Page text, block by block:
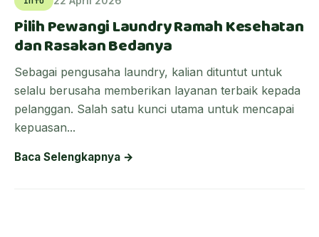
Pilih Pewangi Laundry Ramah Kesehatan
dan Rasakan Bedanya
Sebagai pengusaha laundry, kalian dituntut untuk
selalu berusaha memberikan layanan terbaik kepada
pelanggan. Salah satu kunci utama untuk mencapai
kepuasan...
Baca Selengkapnya →